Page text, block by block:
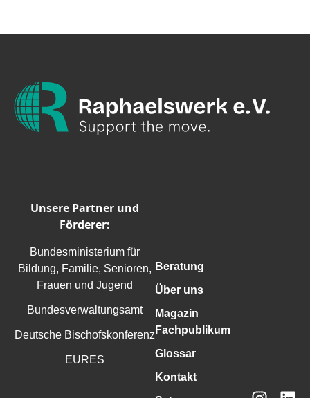
Unsere Partner und
Förderer:
Bundesministerium für
Bildung, Familie, Senioren,
Frauen und Jugend
Bundesverwaltungsamt
Deutsche Bischofskonferenz
EURES
Beratung
Über uns
Magazin
Fachpublikum
Glossar
Kontakt